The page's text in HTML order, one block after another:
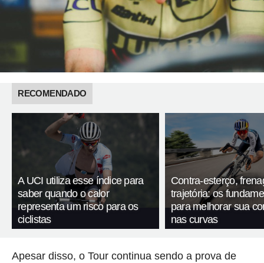
RECOMENDADO
A UCI utiliza esse índice para
saber quando o calor
representa um risco para os
ciclistas
Contra-esterço,
trajetória: os
para melhorar sua
nas curvas
Apesar disso, o Tour continua sendo a prova de